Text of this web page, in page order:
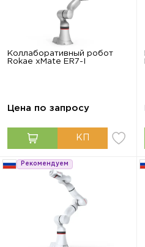
Коллаборативный робот
Rokae xMate ER7-I
Цена по запросу
Рекомендуем